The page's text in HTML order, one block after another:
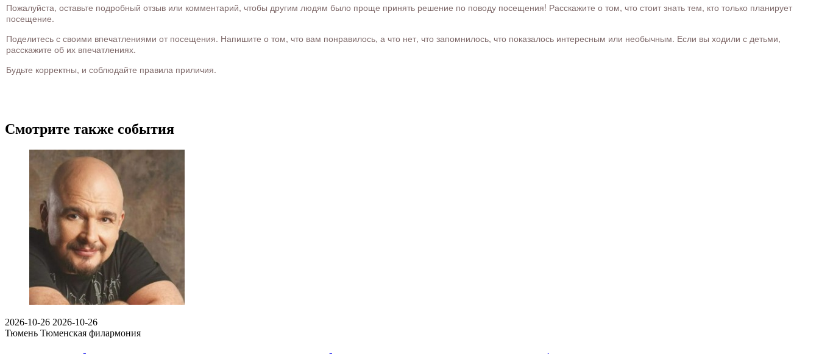
Пожалуйста, оставьте подробный отзыв или комментарий, чтобы другим людям было проще принять решение по поводу посещения! Расскажите о том, что стоит знать тем, кто только планирует
посещение.
Поделитесь с своими впечатлениями от посещения. Напишите о том, что вам понравилось, а что нет, что запомнилось, что показалось интересным или необычным. Если вы ходили с детьми,
расскажите об их впечатлениях.
Будьте корректны, и соблюдайте правила приличия.
Смотрите также события
2026-10-26 2026-10-26
Тюмень Тюменская филармония